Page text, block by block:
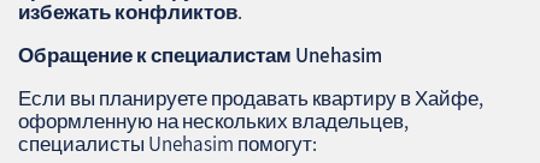
избежать конфликтов.
Обращение к специалистам Unehasim
Если вы планируете продавать квартиру в Хайфе,
оформленную на нескольких владельцев,
специалисты Unehasim помогут: